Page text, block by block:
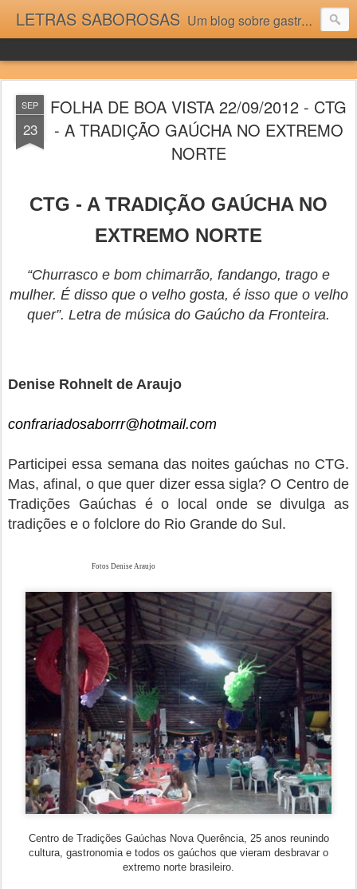
LETRAS SABOROSAS Um blog sobre gastronomia para as pessoas que gostam da boa cozinha. Dicas, receitas, notícias gastronômicas e viagens do Caburaí ao Chuí. Vou adorar tê-los na minha cozinha acima do Equador.
SEP
23
FOLHA DE BOA VISTA 22/09/2012 - CTG
- A TRADIÇÃO GAÚCHA NO EXTREMO
NORTE
CTG - A TRADIÇÃO GAÚCHA NO
EXTREMO NORTE
“Churrasco e bom chimarrão, fandango, trago e
mulher. É disso que o velho gosta, é isso que o velho
quer”. Letra de música do Gaúcho da Fronteira.
Denise Rohnelt de Araujo
confrariadosaborrr@hotmail.com
Participei essa semana das noites gaúchas no CTG.
Mas, afinal, o que quer dizer essa sigla? O Centro de
Tradições Gaúchas é o local onde se divulga as
tradições e o folclore do Rio Grande do Sul.
Fotos Denise Araujo
Centro de Tradições Gaúchas Nova Querência, 25 anos reunindo
cultura, gastronomia e todos os gaúchos que vieram desbravar o
extremo norte brasileiro.